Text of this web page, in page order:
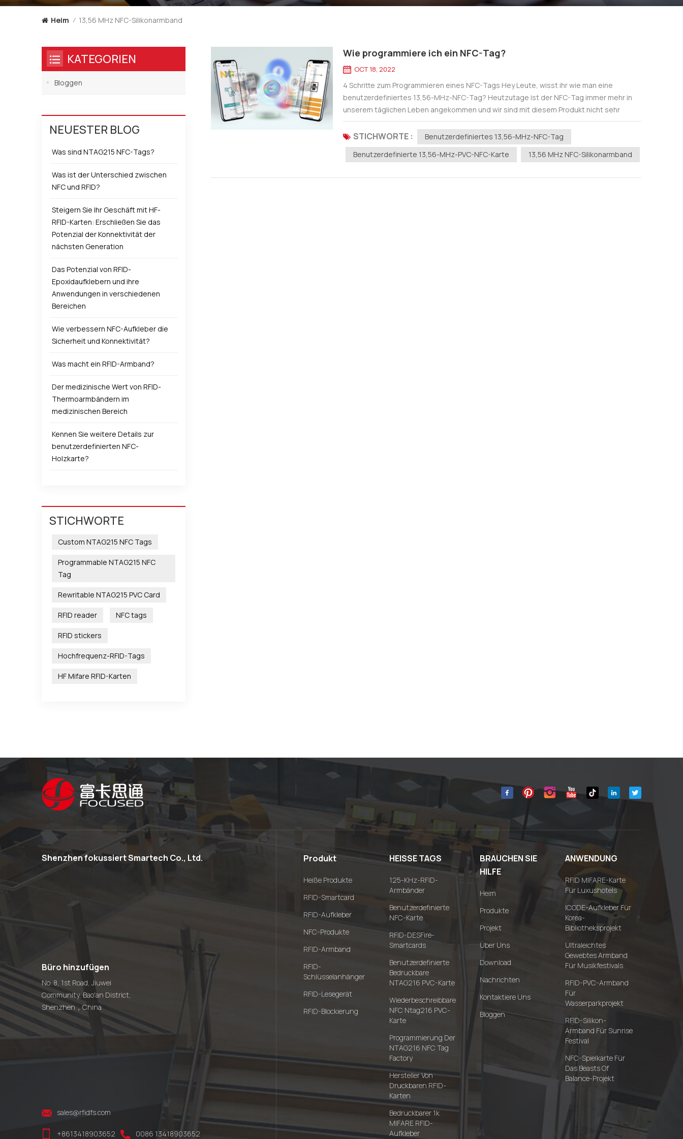
Heim / 13,56 MHz NFC-Silikonarmband
Wie programmiere ich ein NFC-Tag?
OCT 18, 2022
4 Schritte zum Programmieren eines NFC-Tags Hey Leute, wisst ihr wie man eine
benutzerdefiniertes 13,56-MHz-NFC-Tag? Heutzutage ist der NFC-Tag immer mehr in
unserem täglichen Leben angekommen und wir sind mit diesem Produkt nicht sehr
vertraut. Aber es gibt immer noch einige Leute, die nicht wissen...
STICHWORTE :
Benutzerdefiniertes 13,56-MHz-NFC-Tag
Benutzerdefinierte 13,56-MHz-PVC-NFC-Karte
13,56 MHz NFC-Silikonarmband
KATEGORIEN
Bloggen
NEUESTER BLOG
Was sind NTAG215 NFC-Tags?
Was ist der Unterschied zwischen
NFC und RFID?
Steigern Sie Ihr Geschäft mit HF-
RFID-Karten: Erschließen Sie das
Potenzial der Konnektivität der
nächsten Generation
Das Potenzial von RFID-
Epoxidaufklebern und ihre
Anwendungen in verschiedenen
Bereichen
Wie verbessern NFC-Aufkleber die
Sicherheit und Konnektivität?
Was macht ein RFID-Armband?
Der medizinische Wert von RFID-
Thermoarmbändern im
medizinischen Bereich
Kennen Sie weitere Details zur
benutzerdefinierten NFC-
Holzkarte?
STICHWORTE
Custom NTAG215 NFC Tags
Programmable NTAG215 NFC
Tag
Rewritable NTAG215 PVC Card
RFID reader NFC tags
RFID stickers
Hochfrequenz-RFID-Tags
HF Mifare RFID-Karten
Shenzhen fokussiert Smartech Co., Ltd.
Büro hinzufügen
No. 8, 1st Road, Jiuwei
Community, Bao'an District,
Shenzhen，China
sales@rfidfs.com
+8613418903652 0086 13418903652
Produkt
Heiße Produkte
RFID-Smartcard
RFID-Aufkleber
NFC-Produkte
RFID-Armband
RFID-
Schlüsselanhänger
RFID-Lesegerät
RFID-Blockierung
HEISSE TAGS
125-KHz-RFID-
Armbänder
Benutzerdefinierte
NFC-Karte
RFID-DESFire-
Smartcards
Benutzerdefinierte
Bedruckbare
NTAG216 PVC-Karte
Wiederbeschreibbare
NFC Ntag216 PVC-
Karte
Programmierung Der
NTAG216 NFC Tag
Factory
Hersteller Von
Druckbaren RFID-
Karten
Bedruckbarer 1k
MIFARE RFID-
Aufkleber
BRAUCHEN SIE
HILFE
Heim
Produkte
Projekt
Über Uns
Download
Nachrichten
Kontaktiere Uns
Bloggen
ANWENDUNG
RFID MIFARE-Karte
Für Luxushotels
ICODE-Aufkleber Für
Korea-
Bibliotheksprojekt
Ultraleichtes
Gewebtes Armband
Für Musikfestivals
RFID-PVC-Armband
Für
Wasserparkprojekt
RFID-Silikon-
Armband Für Sunrise
Festival
NFC-Spielkarte Für
Das Beasts Of
Balance-Projekt